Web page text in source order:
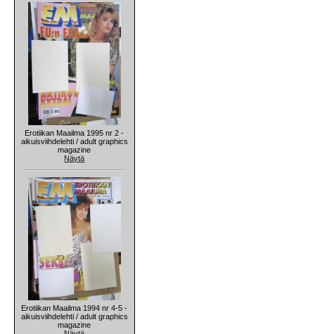
Erotiikan Maailma 1995 nr 2 -
aikuisviihdelehti / adult graphics
magazine
Näytä
Erotiikan Maailma 1994 nr 4-5 -
aikuisviihdelehti / adult graphics
magazine